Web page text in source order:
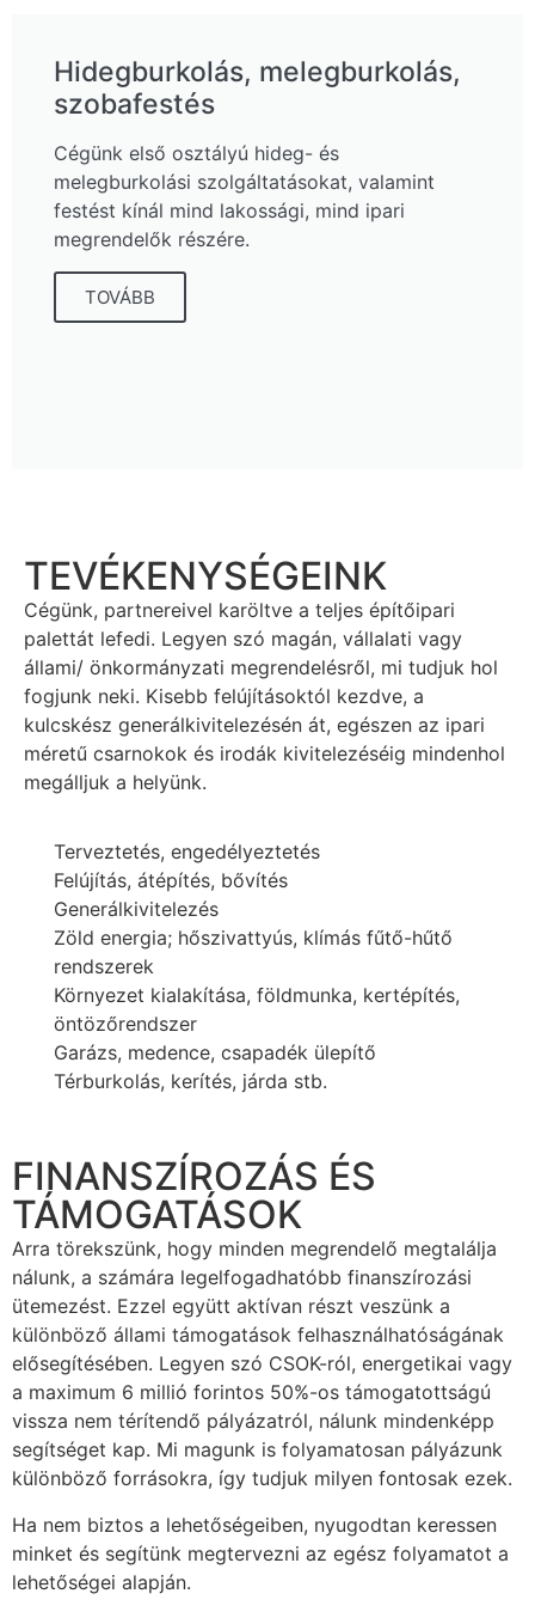
Hidegburkolás, melegburkolás,
szobafestés
Cégünk első osztályú hideg- és
melegburkolási szolgáltatásokat, valamint
festést kínál mind lakossági, mind ipari
megrendelők részére.
TOVÁBB
TEVÉKENYSÉGEINK
Cégünk, partnereivel karöltve a teljes építőipari
palettát lefedi. Legyen szó magán, vállalati vagy
állami/ önkormányzati megrendelésről, mi tudjuk hol
fogjunk neki. Kisebb felújításoktól kezdve, a
kulcskész generálkivitelezésén át, egészen az ipari
méretű csarnokok és irodák kivitelezéséig mindenhol
megálljuk a helyünk.
Terveztetés, engedélyeztetés
Felújítás, átépítés, bővítés
Generálkivitelezés
Zöld energia; hőszivattyús, klímás fűtő-hűtő
rendszerek
Környezet kialakítása, földmunka, kertépítés,
öntözőrendszer
Garázs, medence, csapadék ülepítő
Térburkolás, kerítés, járda stb.
FINANSZÍROZÁS ÉS
TÁMOGATÁSOK
Arra törekszünk, hogy minden megrendelő megtalálja
nálunk, a számára legelfogadhatóbb finanszírozási
ütemezést. Ezzel együtt aktívan részt veszünk a
különböző állami támogatások felhasználhatóságának
elősegítésében. Legyen szó CSOK-ról, energetikai vagy
a maximum 6 millió forintos 50%-os támogatottságú
vissza nem térítendő pályázatról, nálunk mindenképp
segítséget kap. Mi magunk is folyamatosan pályázunk
különböző forrásokra, így tudjuk milyen fontosak ezek.
Ha nem biztos a lehetőségeiben, nyugodtan keressen
minket és segítünk megtervezni az egész folyamatot a
lehetőségei alapján.